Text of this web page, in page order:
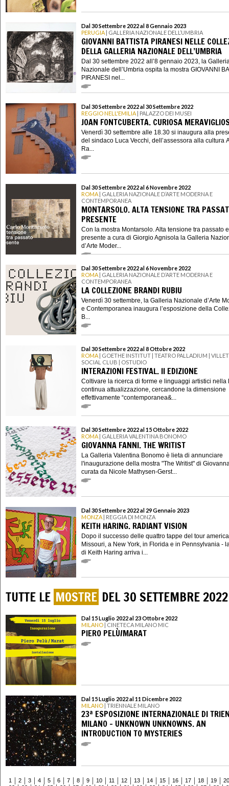
Dal 30 Settembre 2022 al 8 Gennaio 2023
PERUGIA | GALLERIA NAZIONALE DELL’UMBRIA
GIOVANNI BATTISTA PIRANESI NELLE
DELLA GALLERIA NAZIONALE DELL’UMBRIA
Dal 30 settembre 2022 all’8 gennaio 2023, la
Nazionale dell’Umbria ospita la mostra GIOVANNI
PIRANESI nel...
Dal 30 Settembre 2022 al 30 Settembre 2022
REGGIO NELL'EMILIA | PALAZZO DEI MUSEI
JOAN FONTCUBERTA. CURIOSA
Venerdì 30 settembre alle 18.30 si inaugura alla
del sindaco Luca Vecchi, dell’assessora alla cultura
Ra...
Dal 30 Settembre 2022 al 6 Novembre 2022
ROMA | GALLERIA NAZIONALE D’ARTE MODERNA E
CONTEMPORANEA
MONTARSOLO. ALTA TENSIONE TRA
PRESENTE
Con la mostra Montarsolo. Alta tensione tra passato e
presente a cura di Giorgio Agnisola la Galleria
d’Arte Moder...
Dal 30 Settembre 2022 al 6 Novembre 2022
ROMA | GALLERIA NAZIONALE D’ARTE MODERNA E
CONTEMPORANEA
LA COLLEZIONE BRANDI RUBIU
Venerdì 30 settembre, la Galleria Nazionale d’Arte
e Contemporanea inaugura l’esposizione della
B...
Dal 30 Settembre 2022 al 8 Ottobre 2022
ROMA | GOETHE INSTITUT | TEATRO PALLADIUM |
SOCIAL CLUB | OSTUDIO
INTERAZIONI FESTIVAL. II EDIZIONE
Coltivare la ricerca di forme e linguaggi artistici nella
continua attualizzazione, cercandone la dimensione
effettivamente “contemporanea&...
Dal 30 Settembre 2022 al 15 Ottobre 2022
ROMA | GALLERIA VALENTINA BONOMO
GIOVANNA FANNI. THE WRITIST
La Galleria Valentina Bonomo è lieta di annunciare
l'inaugurazione della mostra "The Writist" di
curata da Nicole Mathysen-Gerst...
Dal 30 Settembre 2022 al 29 Gennaio 2023
MONZA | REGGIA DI MONZA
KEITH HARING. RADIANT VISION
Dopo il successo delle quattro tappe del tour
Missouri, a New York, in Florida e in Pennsylvania -
di Keith Haring arriva i...
TUTTE LE MOSTRE DEL 30 SETTEMBRE 2022
Dal 15 Luglio 2022 al 23 Ottobre 2022
MILANO | CINETECA MILANO MIC
PIERO PELÙ/MARAT
Dal 15 Luglio 2022 al 11 Dicembre 2022
MILANO | TRIENNALE MILANO
23ª ESPOSIZIONE INTERNAZIONALE DI
MILANO - UNKNOWN UNKNOWNS. AN
INTRODUCTION TO MYSTERIES
1 2 3 4 5 6 7 8 9 10 11 12 13 14 15 16 17 18 19
20